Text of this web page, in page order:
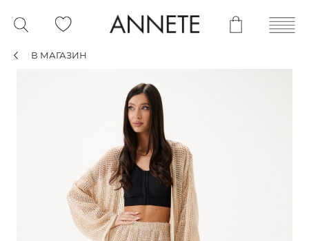
В МАГАЗИН